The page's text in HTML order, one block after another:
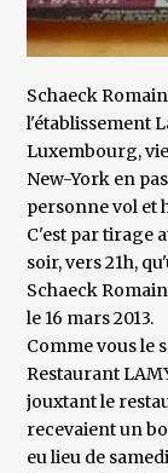
Schaeck
l'établissement
Luxembourg,
New-York en
personne vol et
C'est par tirage
soir, vers 21h,
Schaeck
le 16 mars 2013.
Comme vous le
Restaurant
jouxtant le
recevaient un
eu lieu de